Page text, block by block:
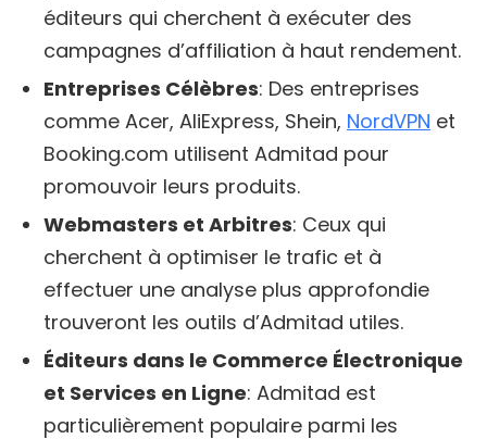
éditeurs qui cherchent à exécuter des
campagnes d’affiliation à haut rendement.
Entreprises Célèbres: Des entreprises
comme Acer, AliExpress, Shein, NordVPN et
Booking.com utilisent Admitad pour
promouvoir leurs produits.
Webmasters et Arbitres: Ceux qui
cherchent à optimiser le trafic et à
effectuer une analyse plus approfondie
trouveront les outils d’Admitad utiles.
Éditeurs dans le Commerce Électronique
et Services en Ligne: Admitad est
particulièrement populaire parmi les